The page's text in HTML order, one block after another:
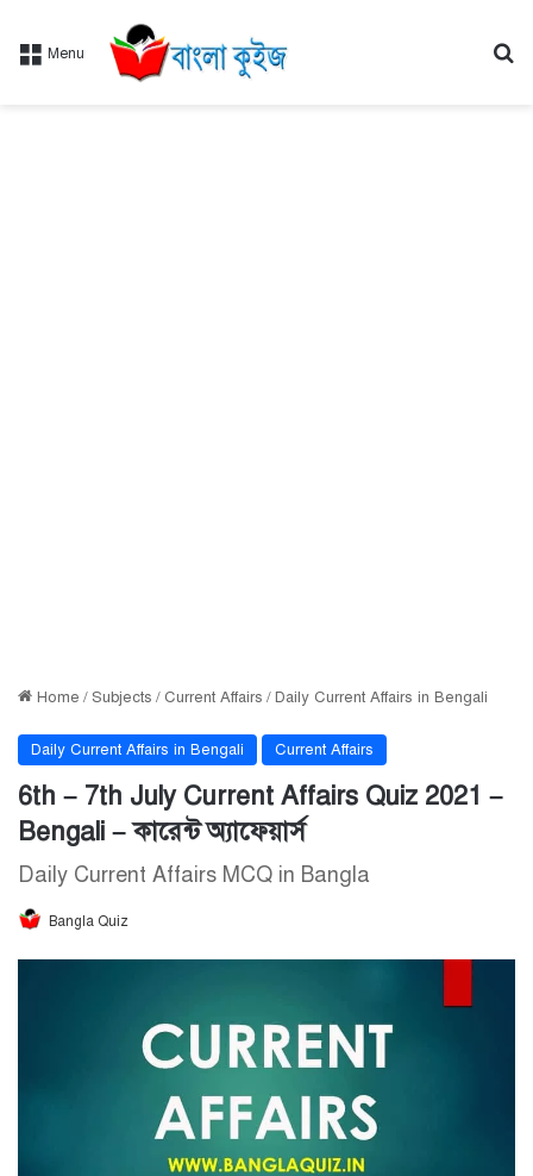
Menu
Home / Subjects / Current Affairs /Daily Current Affairs in Bengali
Daily Current Affairs in Bengali Current Affairs
6th – 7th July Current Affairs Quiz 2021 –
Bengali – কারেন্ট অ্যাফেয়ার্স
Daily Current Affairs MCQ in Bangla
Bangla Quiz